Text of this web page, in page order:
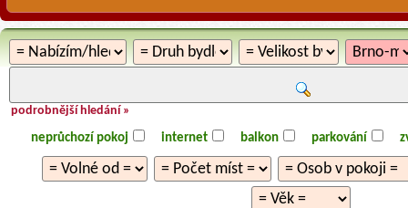
podrobnější hledání »
neprůchozí pokoj internet balkon parkování